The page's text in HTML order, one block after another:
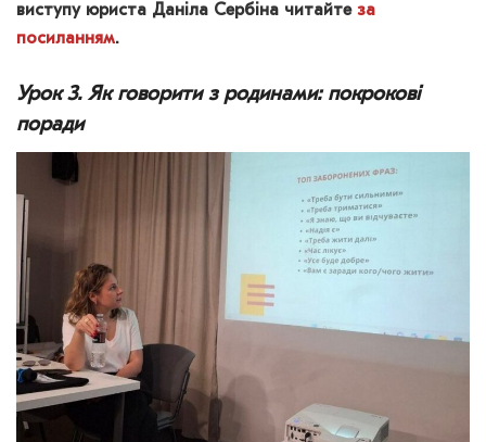
виступу юриста Даніла Сербіна читайте за
посиланням.
Урок 3. Як говорити з родинами: покрокові
поради